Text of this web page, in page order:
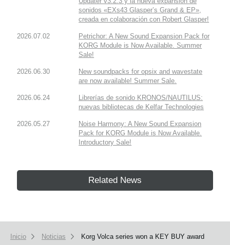
sonidos «EXs43 Glasper’s Grand & EP»,
creada en colaboración con Robert Glasper!
2026.07.02
Petrichor: A New Sound Expansion Pack for
KORG Module is Now Available. Summer
Sale!
2026.06.30
New soundpacks for opsix and wavestate
are now available! Summer Sale.
2026.06.24
Librerías de sonido KRONOS/NAUTILUS:
nuevas bibliotecas de Kelfar Technologies
2026.05.27
Noise Harmony: A New Sound Expansion
Pack for KORG Module is Now Available.
Introductory Sale!
Related News
Inicio Noticias Korg Volca series won a KEY BUY award